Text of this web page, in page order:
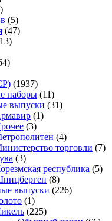
(5)
(47)
(1937)
наборы (11)
выпуски (31)
(1)
(3)
(4)
торговли (7)
(3)
республика (5)
(8)
выпуски (226)
(1)
(225)